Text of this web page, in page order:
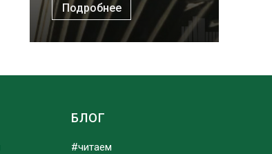
Подробнее
БЛОГ
#читаем